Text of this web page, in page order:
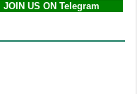
JOIN US ON Telegram